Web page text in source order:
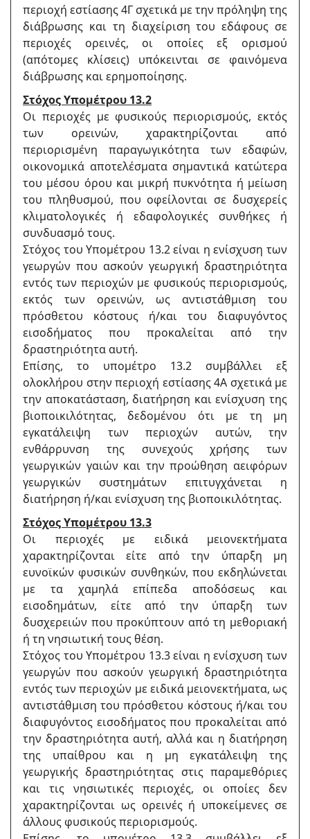
περιοχή εστίασης 4Γ σχετικά με την πρόληψη της
διάβρωσης και τη διαχείριση του εδάφους σε
περιοχές ορεινές, οι οποίες εξ ορισμού
(απότομες κλίσεις) υπόκεινται σε φαινόμενα
διάβρωσης και ερημοποίησης.
Στόχος Υπομέτρου 13.2
Οι περιοχές με φυσικούς περιορισμούς, εκτός
των ορεινών, χαρακτηρίζονται από
περιορισμένη παραγωγικότητα των εδαφών,
οικονομικά αποτελέσματα σημαντικά κατώτερα
του μέσου όρου και μικρή πυκνότητα ή μείωση
του πληθυσμού, που οφείλονται σε δυσχερείς
κλιματολογικές ή εδαφολογικές συνθήκες ή
συνδυασμό τους.
Στόχος του Υπομέτρου 13.2 είναι η ενίσχυση των
γεωργών που ασκούν γεωργική δραστηριότητα
εντός των περιοχών με φυσικούς περιορισμούς,
εκτός των ορεινών, ως αντιστάθμιση του
πρόσθετου κόστους ή/και του διαφυγόντος
εισοδήματος που προκαλείται από την
δραστηριότητα αυτή.
Επίσης, το υπομέτρο 13.2 συμβάλλει εξ
ολοκλήρου στην περιοχή εστίασης 4Α σχετικά με
την αποκατάσταση, διατήρηση και ενίσχυση της
βιοποικιλότητας, δεδομένου ότι με τη μη
εγκατάλειψη των περιοχών αυτών, την
ενθάρρυνση της συνεχούς χρήσης των
γεωργικών γαιών και την προώθηση αειφόρων
γεωργικών συστημάτων επιτυγχάνεται η
διατήρηση ή/και ενίσχυση της βιοποικιλότητας.
Στόχος Υπομέτρου 13.3
Οι περιοχές με ειδικά μειονεκτήματα
χαρακτηρίζονται είτε από την ύπαρξη μη
ευνοϊκών φυσικών συνθηκών, που εκδηλώνεται
με τα χαμηλά επίπεδα αποδόσεως και
εισοδημάτων, είτε από την ύπαρξη των
δυσχερειών που προκύπτουν από τη μεθοριακή
ή τη νησιωτική τους θέση.
Στόχος του Υπομέτρου 13.3 είναι η ενίσχυση των
γεωργών που ασκούν γεωργική δραστηριότητα
εντός των περιοχών με ειδικά μειονεκτήματα, ως
αντιστάθμιση του πρόσθετου κόστους ή/και του
διαφυγόντος εισοδήματος που προκαλείται από
την δραστηριότητα αυτή, αλλά και η διατήρηση
της υπαίθρου και η μη εγκατάλειψη της
γεωργικής δραστηριότητας στις παραμεθόριες
και τις νησιωτικές περιοχές, οι οποίες δεν
χαρακτηρίζονται ως ορεινές ή υποκείμενες σε
άλλους φυσικούς περιορισμούς.